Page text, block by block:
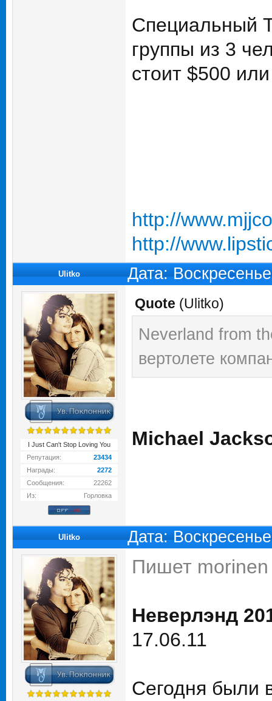
Специальный
группы из 3
стоит $500
http://
http://
Ulitko Дата:
I Just Can't Stop Loving You
Репутация:
23434
Награды:
2272
Сообщения:
22262
Из:
Горловка
Quote (Ulitko)
Neverland from
вертолете
Michael
Ulitko Дата:
Пишет
Неверлэнд
17.06.11
Сегодня были